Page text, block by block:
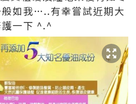
如我…..有幸嘗試近期大
一下 ^.^